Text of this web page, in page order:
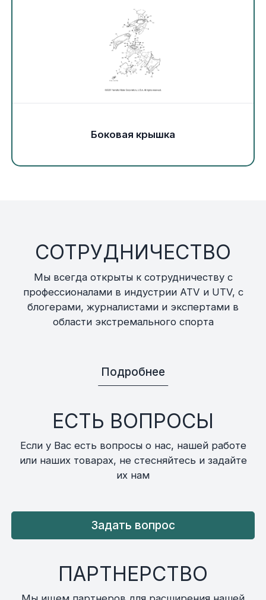
Движители (гребные винты)
Швартовное оборудование
Якорное оборудование
Боковая крышка
СОТРУДНИЧЕСТВО
Мы всегда открыты к сотрудничеству с
профессионалами в индустрии ATV и UTV, с
блогерами, журналистами и экспертами в
области экстремального спорта
Подробнее
ЕСТЬ ВОПРОСЫ
Если у Вас есть вопросы о нас, нашей работе
или наших товарах, не стесняйтесь и задайте
их нам
Задать вопрос
ПАРТНЕРСТВО